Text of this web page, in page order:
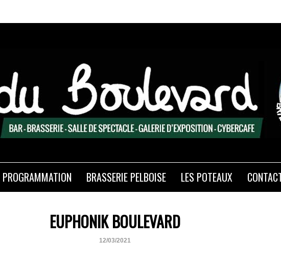
PROGRAMMATION BRASSERIE PELBOISE LES POTEAUX
EUPHONIK BOULEVARD
12/03/2021